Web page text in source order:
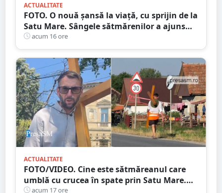
ACTUALITATE
FOTO. O nouă șansă la viață, cu sprijin de la
Satu Mare. Sângele sătmărenilor a ajuns
într-o misiune contra cronometru pentru
un transplant hepatic
acum 16 ore
ACTUALITATE
FOTO/VIDEO. Cine este sătmăreanul care
umblă cu crucea în spate prin Satu Mare.
acum 17 ore